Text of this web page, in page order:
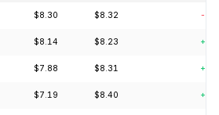
$8.30 $8.32 -
$8.14 $8.23
$7.88 $8.31
$7.19 $8.40